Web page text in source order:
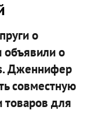
о
о
Дженнифер
совместную
для